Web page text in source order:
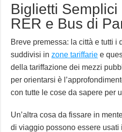
Biglietti Semplici
RER e Bus di
Breve premessa: la città e tutti i
suddivisi inzone tariffarie e
della tariffazione dei mezzi
per orientarsi è
con tutte le cose da sapere per
Un’altra cosa da fissare in
di viaggio possono essere usati